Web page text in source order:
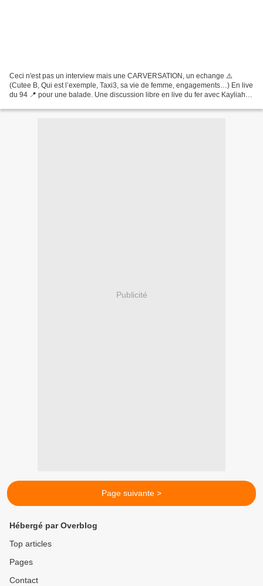
Ceci n'est pas un interview mais une CARVERSATION, un echange ⚠️
(Cutee B, Qui est l’exemple, Taxi3, sa vie de femme, engagements…) En live
du 94 📍 pour une balade. Une discussion libre en live du fer avec Kayliah
Publicité
Page suivante >
Hébergé par Overblog
Top articles
Pages
Contact